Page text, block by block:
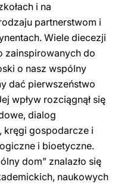
i na
partnerstwom i
Wiele diecezji
zainspirowanych do
o nasz wspólny
dać pierwszeństwo
wpływ rozciągnął się
dialog
kręgi gospodarcze i
i bioetyczne.
dom” znalazło się
naukowych